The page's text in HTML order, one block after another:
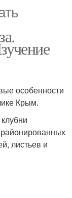
особенности
Крым.
листьев и